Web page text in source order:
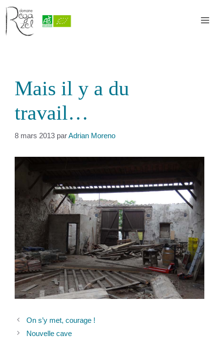
Aller
au
contenu
Mais il y a du
travail…
8 mars 2013 parAdrian Moreno
On s’y met, courage !
Nouvelle cave